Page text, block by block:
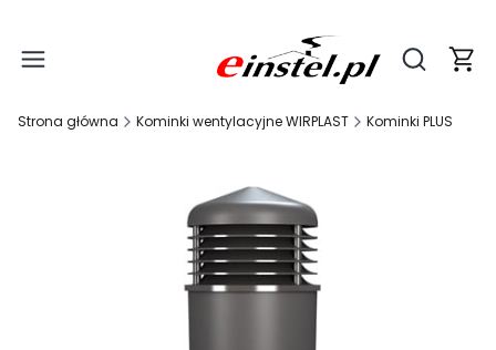
Otwórz
Strona główna Kominki wentylacyjne WIRPLAST Kominki PLUS